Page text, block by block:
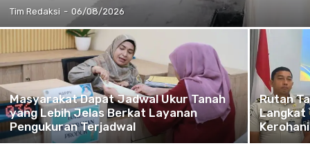
Tim Redaksi - 06/08/2026
Masyarakat Dapat Jadwal Ukur Tanah
yang Lebih Jelas Berkat Layanan
Pengukuran Terjadwal
Rutan
Langkat